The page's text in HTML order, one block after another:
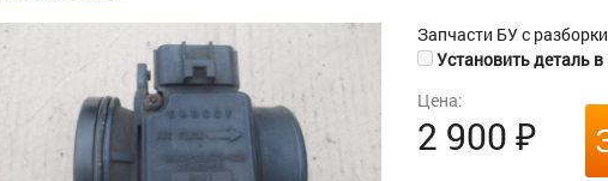
Запчасти БУ с
Установить деталь
Цена:
2 900₽